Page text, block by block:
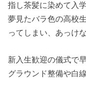
指し茶髪に染めて入
夢見たバラ色の高校
ってしまい、あっけ
新入生歓迎の儀式で
グラウンド整備や白